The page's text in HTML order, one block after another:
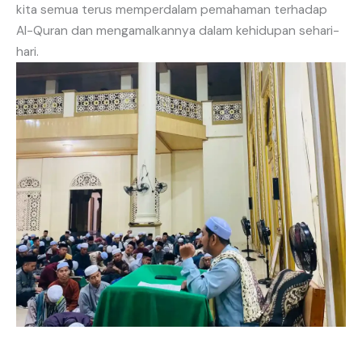
kita semua terus memperdalam pemahaman terhadap
Al-Quran dan mengamalkannya dalam kehidupan sehari-
hari.